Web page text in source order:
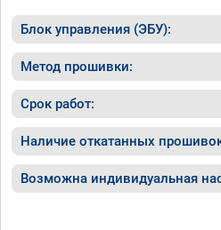
Блок управления (ЭБУ):
Метод прошивки:
Срок работ:
Наличие откатанных
Возможна индивидуальная